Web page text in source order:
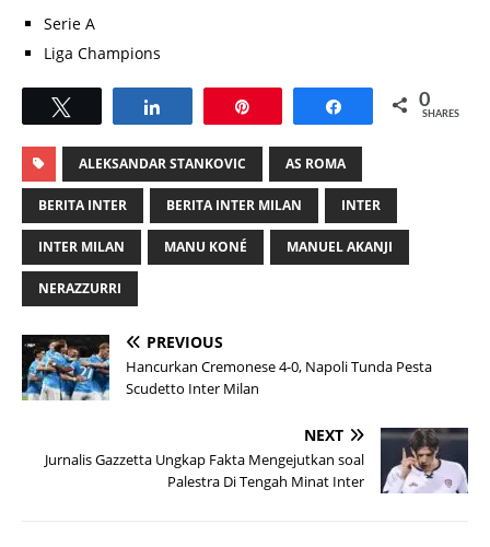
Serie A
Liga Champions
Share 0
SHARES
ALEKSANDAR STANKOVIC AS ROMA
BERITA INTER BERITA INTER MILAN INTER
INTER MILAN MANU KONÉ MANUEL AKANJI
NERAZZURRI
PREVIOUS
Hancurkan Cremonese 4-0, Napoli Tunda Pesta
Scudetto Inter Milan
NEXT
Jurnalis Gazzetta Ungkap Fakta Mengejutkan soal
Palestra Di Tengah Minat Inter